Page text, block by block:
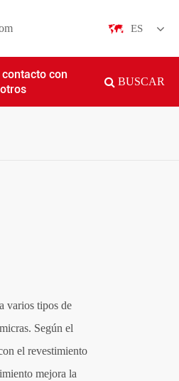
ES
English
português
contacto con
BUSCAR
varios tipos de
Según el
el revestimiento
mejora la